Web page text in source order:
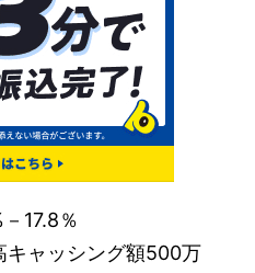
17.8％
キャッシング額500万